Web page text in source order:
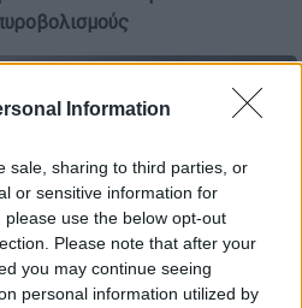
Information
sale, sharing to third parties, or
or sensitive information for
use the below opt-out
Please note that after your
you may continue seeing
personal information utilized by